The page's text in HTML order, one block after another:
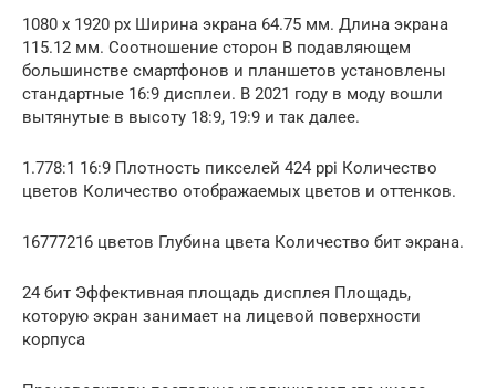
1080 x 1920 px Ширина экрана 64.75 мм. Длина экрана
115.12 мм. Соотношение сторон В подавляющем
большинстве смартфонов и планшетов установлены
стандартные 16:9 дисплеи. В 2021 году в моду вошли
вытянутые в высоту 18:9, 19:9 и так далее.
1.778:1 16:9 Плотность пикселей 424 ppi Количество
цветов Количество отображаемых цветов и оттенков.
16777216 цветов Глубина цвета Количество бит экрана.
24 бит Эффективная площадь дисплея Площадь,
которую экран занимает на лицевой поверхности
корпуса